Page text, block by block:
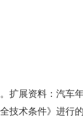
扩展资料：汽车
技术条件》进行